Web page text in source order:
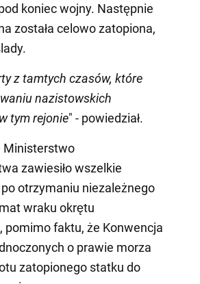
koniec wojny. Następnie
została celowo zatopiona,
z tamtych czasów, które
nazistowskich
tym rejonie" - powiedział.
Ministerstwo
zawiesiło wszelkie
otrzymaniu niezależnego
wraku okrętu
pomimo faktu, że Konwencja
o prawie morza
zatopionego statku do